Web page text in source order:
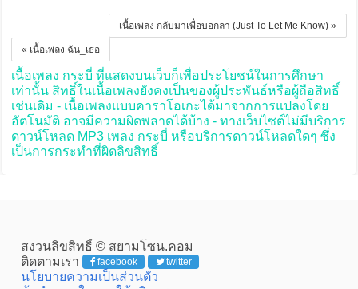
เนื้อเพลง กลับมาเพื่อบอกลา (Just To Let Me Know) »
« เนื้อเพลง ฉัน_เธอ
เนื้อเพลง กระบี่ ที่แสดงบนเว็บก็เพื่อประโยชน์ในการศึกษา
เท่านั้น สิทธิ์ในเนื้อเพลงยังคงเป็นของผู้ประพันธ์หรือผู้ถือสิทธิ์
เช่นเดิม - เนื้อเพลงแบบคาราโอเกะได้มาจากการแปลงโดย
อัตโนมัติ อาจมีความผิดพลาดได้บ้าง - ทางเว็บไซต์ไม่มีบริการ
ดาวน์โหลด MP3 เพลง กระบี่ หรือบริการดาวน์โหลดใดๆ ซึ่ง
เป็นการกระทำที่ผิดลิขสิทธิ์
สงวนลิขสิทธิ์ © สยามโซน.คอม
ติดตามเรา
facebook twitter
นโยบายความเป็นส่วนตัว